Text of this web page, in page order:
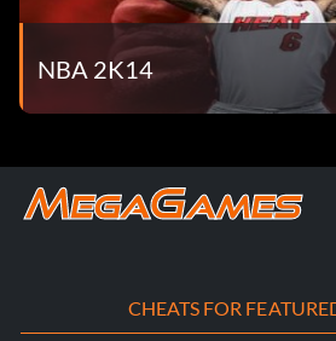
Ende D (Gold): Schließe Zweig D ab.
Die Flut der Lust (Bronze): Besiegen
Armaros.
Der Schlummer der
Egregori.
NBA 2K14
CHEATS FOR